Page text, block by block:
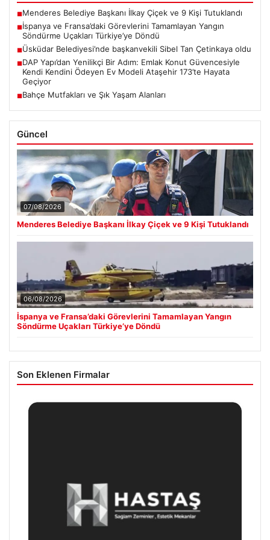
■Menderes Belediye Başkanı İlkay Çiçek ve 9 Kişi Tutuklandı
■İspanya ve Fransa’daki Görevlerini Tamamlayan Yangın
Söndürme Uçakları Türkiye’ye Döndü
■Üsküdar Belediyesi’nde başkanvekili Sibel Tan Çetinkaya oldu
■DAP Yapı’dan Yenilikçi Bir Adım: Emlak Konut Güvencesiyle
Kendi Kendini Ödeyen Ev Modeli Ataşehir 173’te Hayata
Geçiyor
■Bahçe Mutfakları ve Şık Yaşam Alanları
Güncel
07/08/2026
Menderes Belediye Başkanı İlkay Çiçek ve 9 Kişi Tutuklandı
06/08/2026
İspanya ve Fransa’daki Görevlerini Tamamlayan Yangın
Söndürme Uçakları Türkiye’ye Döndü
Son Eklenen Firmalar